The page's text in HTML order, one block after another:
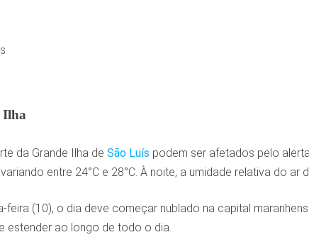
Ilha
da Grande Ilha de São Luís podem ser afetados pelo
entre 24°C e 28°C. À noite, a umidade relativa do ar
feira (10), o dia deve começar nublado na capital
estender ao longo de todo o dia.